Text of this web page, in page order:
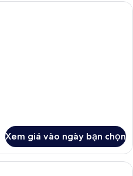
Xem giá vào ngày bạn chọn
Bộ đồ giường cao cấp, chăn bông,